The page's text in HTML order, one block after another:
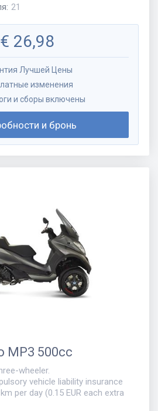
: 21
€ 26,98
Лучшей Цены
изменения
и сборы включены
и бронь
MP3 500cc
wheeler.
vehicle liability insurance
per day (0.15 EUR each extra